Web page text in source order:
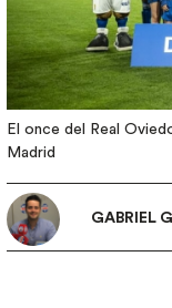
El once del Real
Madrid
GABRIEL